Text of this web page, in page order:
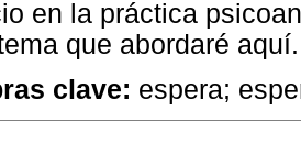
en la práctica
que abordaré aquí.
clave: espera;